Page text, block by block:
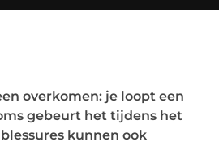
overkomen: je loopt een
gebeurt het tijdens het
kunnen ook